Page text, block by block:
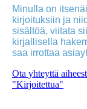
Minulla on
kirjoituksiin ja
sisältöä, viitata
kirjallisella
saa irrottaa
Ota yhteyttä
"Kirjoitettua"